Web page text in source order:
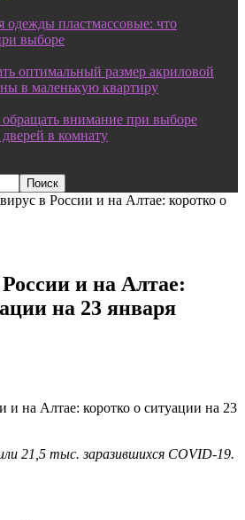
одежды пластмассовые: что
выборе
оптимальный размер акриловой
в маленькую квартиру
внимание при выборе
в комнату
в России и на Алтае: коротко о
и на Алтае:
на 23 января
21,5 тыс. заразившихся COVID-19.